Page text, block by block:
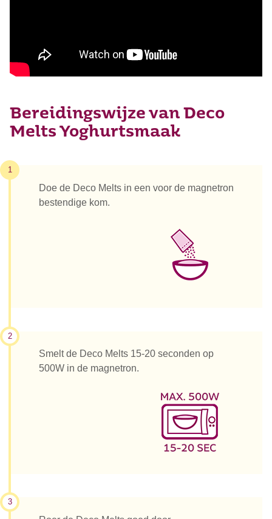
Bereidingswijze van Deco
Melts Yoghurtsmaak
1
Doe de Deco Melts in een voor de magnetron
bestendige kom.
2
Smelt de Deco Melts 15-20 seconden op
500W in de magnetron.
3